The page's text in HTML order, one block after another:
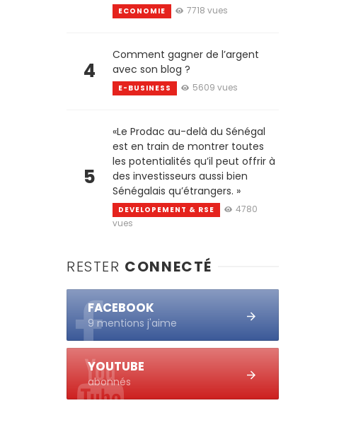
ECONOMIE 7718 vues
4
Comment gagner de l’argent
avec son blog ?
E-BUSINESS 5609 vues
5
«Le Prodac au-delà du Sénégal
est en train de montrer toutes
les potentialités qu’il peut offrir à
des investisseurs aussi bien
Sénégalais qu’étrangers. »
DEVELOPEMENT & RSE
4780
vues
RESTER CONNECTÉ
FACEBOOK
9 mentions j'aime
YOUTUBE
abonnés